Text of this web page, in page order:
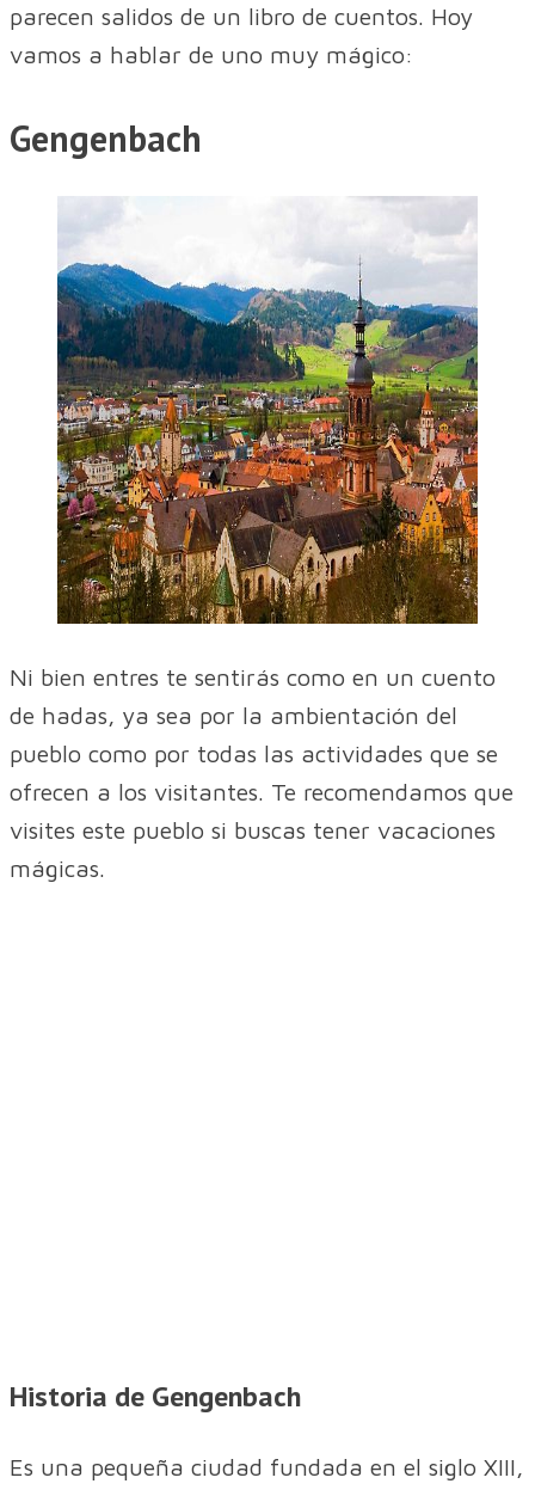
parecen salidos de un libro de cuentos. Hoy
vamos a hablar de uno muy mágico:
Gengenbach
Ni bien entres te sentirás como en un cuento
de hadas, ya sea por la ambientación del
pueblo como por todas las actividades que se
ofrecen a los visitantes. Te recomendamos que
visites este pueblo si buscas tener vacaciones
mágicas.
Historia de Gengenbach
Es una pequeña ciudad fundada en el siglo XIII,